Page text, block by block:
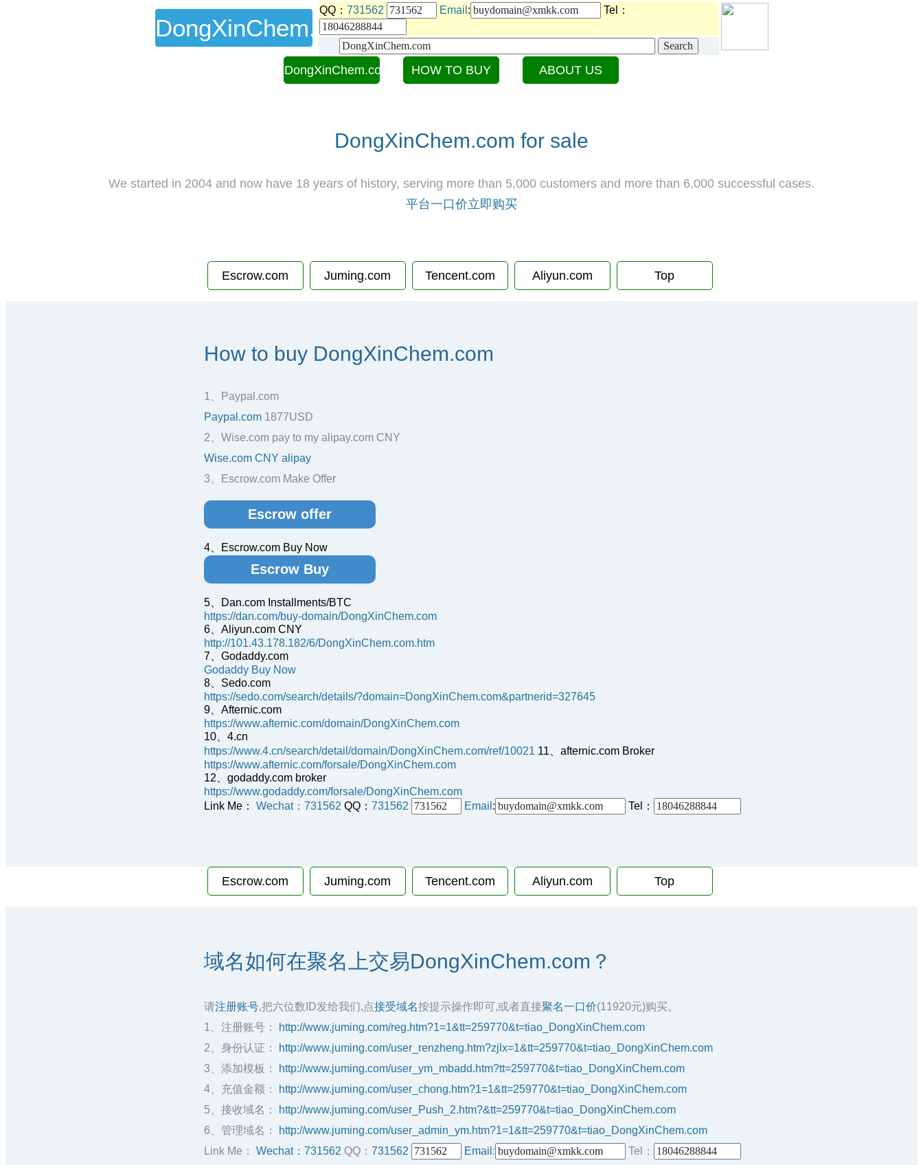
DongXinChem.com
QQ： 731562 Email : Tel：
DongXinChem.com HOW TO BUY ABOUT US
DongXinChem.com for sale
We started in 2004 and now have 18 years of history, serving more than 5,000 customers and more than 6,000 successful cases.
平台一口价立即购买
Escrow.com Juming.com Tencent.com Aliyun.com Top
How to buy DongXinChem.com
1、Paypal.com
Paypal.com 1877USD
2、Wise.com pay to my alipay.com CNY
Wise.com CNY alipay
3、Escrow.com Make Offer
Escrow offer
4、Escrow.com Buy Now
Escrow Buy
5、Dan.com Installments/BTC
https://dan.com/buy-domain/DongXinChem.com
6、Aliyun.com CNY
http://101.43.178.182/6/DongXinChem.com.htm
7、Godaddy.com
Godaddy Buy Now
8、Sedo.com
https://sedo.com/search/details/?domain=DongXinChem.com&partnerid=327645
9、Afternic.com
https://www.afternic.com/domain/DongXinChem.com
10、4.cn
https://www.4.cn/search/detail/domain/DongXinChem.com/ref/10021 11、afternic.com Broker
https://www.afternic.com/forsale/DongXinChem.com
12、godaddy.com broker
https://www.godaddy.com/forsale/DongXinChem.com
Link Me： Wechat：731562 QQ： 731562 Email : Tel：
Escrow.com Juming.com Tencent.com Aliyun.com Top
域名如何在聚名上交易DongXinChem.com？
请注册账号,把六位数ID发给我们,点接受域名按提示操作即可,或者直接聚名一口价(11920元)购买。
1、注册账号：
http://www.juming.com/reg.htm?1=1&tt=259770&t=tiao_DongXinChem.com
2、身份认证：
http://www.juming.com/user_renzheng.htm?zjlx=1&tt=259770&t=tiao_DongXinChem.com
3、添加模板：
http://www.juming.com/user_ym_mbadd.htm?tt=259770&t=tiao_DongXinChem.com
4、充值金额：
http://www.juming.com/user_chong.htm?1=1&tt=259770&t=tiao_DongXinChem.com
5、接收域名：
http://www.juming.com/user_Push_2.htm?&tt=259770&t=tiao_DongXinChem.com
6、管理域名：
http://www.juming.com/user_admin_ym.htm?1=1&tt=259770&t=tiao_DongXinChem.com
Link Me： Wechat：731562 QQ： 731562 Email :
Tel：